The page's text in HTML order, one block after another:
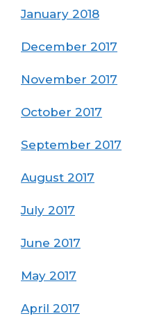
January 2018
December 2017
November 2017
October 2017
September 2017
August 2017
July 2017
June 2017
May 2017
April 2017